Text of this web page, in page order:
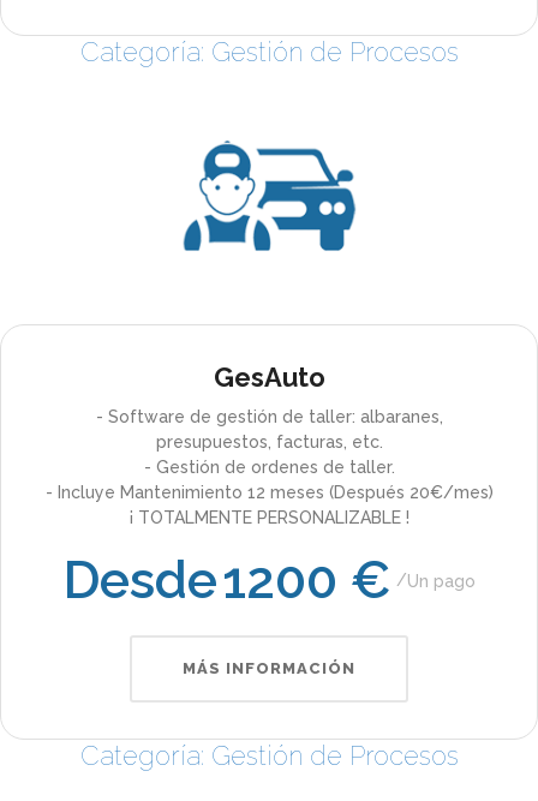
Categoría: Gestión de Procesos
GesAuto
- Software de gestión de taller: albaranes,
presupuestos, facturas, etc.
- Gestión de ordenes de taller.
- Incluye Mantenimiento 12 meses (Después 20€/mes)
¡ TOTALMENTE PERSONALIZABLE !
Desde1200 € Un pago
MÁS INFORMACIÓN
Categoría: Gestión de Procesos